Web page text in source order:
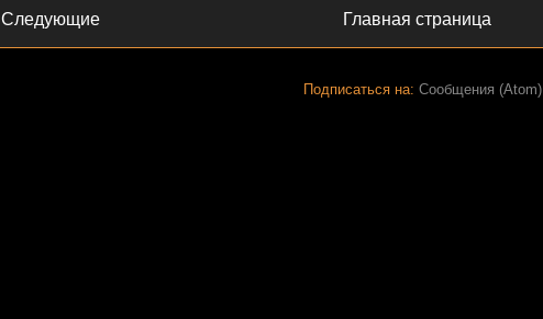
Следующие Главная страница
Подписаться на: Сообщения (Atom)